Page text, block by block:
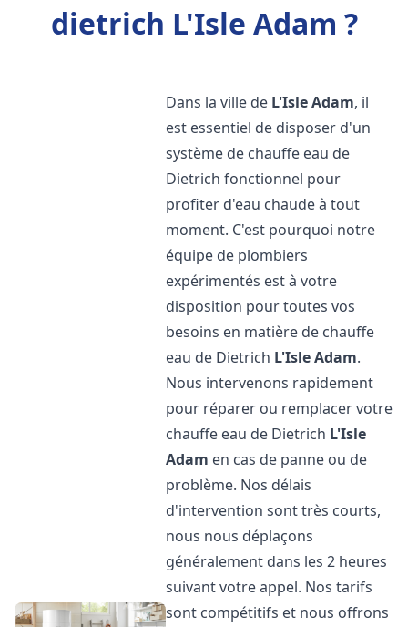
dietrich L'Isle Adam ?
Dans la ville de L'Isle Adam, il
est essentiel de disposer d'un
système de chauffe eau de
Dietrich fonctionnel pour
profiter d'eau chaude à tout
moment. C'est pourquoi notre
équipe de plombiers
expérimentés est à votre
disposition pour toutes vos
besoins en matière de chauffe
eau de Dietrich L'Isle Adam.
Nous intervenons rapidement
pour réparer ou remplacer votre
chauffe eau de Dietrich L'Isle
Adam en cas de panne ou de
problème. Nos délais
d'intervention sont très courts,
nous nous déplaçons
généralement dans les 2 heures
suivant votre appel. Nos tarifs
sont compétitifs et nous offrons